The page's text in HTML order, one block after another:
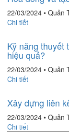
22/03/2024 • Quản
Chi tiết
Kỹ năng thuyết
hiệu quả?
22/03/2024 • Quản
Chi tiết
Xây dựng liên
22/03/2024 • Quản
Chi tiết